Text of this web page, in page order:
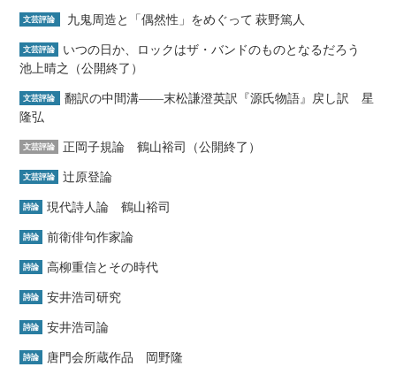
文芸評論 九鬼周造と「偶然性」をめぐって 萩野篤人
文芸評論
いつの日か、ロックはザ・バンドのものとなるだろう
池上晴之（公開終了）
文芸評論
翻訳の中間溝――末松謙澄英訳『源氏物語』戻し訳 星
隆弘
文芸評論 正岡子規論 鶴山裕司（公開終了）
文芸評論 辻原登論
詩論 現代詩人論 鶴山裕司
詩論 前衛俳句作家論
詩論 高柳重信とその時代
詩論 安井浩司研究
詩論 安井浩司論
詩論 唐門会所蔵作品 岡野隆